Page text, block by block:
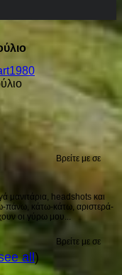
Βρείτε με σε
μανιτάρια, headshots και
πάνω, κάτω-κάτω, αριστερά-
οι γύρω μου...
Βρείτε με σε
all)